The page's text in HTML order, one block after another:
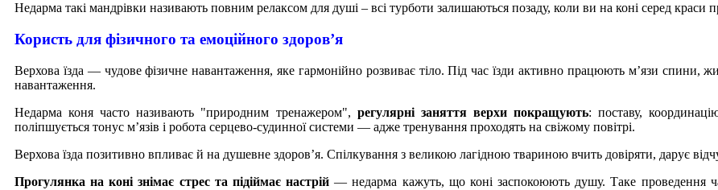
Недарма такі мандрівки називають повним релаксом для душі – всі турботи залишаються позаду, коли ви на коні серед краси
Користь для фізичного та емоційного здоров’я
Верхова їзда — чудове фізичне навантаження, яке гармонійно розвиває тіло. Під час їзди активно працюють м’язи спини,
навантаження.
Недарма коня часто називають "природним тренажером", регулярні заняття верхи покращують: поставу,
поліпшується тонус м’язів і робота серцево-судинної системи — адже тренування проходять на свіжому повітрі.
Верхова їзда позитивно впливає й на душевне здоров’я. Спілкування з великою лагідною твариною вчить довіряти, дарує
Прогулянка на коні знімає стрес та підіймає настрій — недарма кажуть, що коні заспокоюють душу. Таке проведення